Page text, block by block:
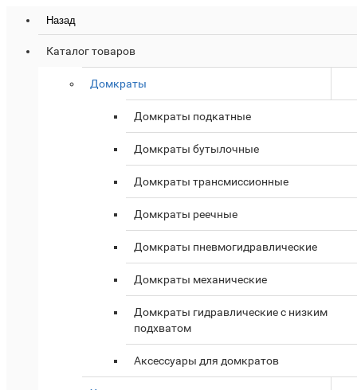
Назад
Каталог товаров
Домкраты
Домкраты подкатные
Домкраты бутылочные
Домкраты трансмиссионные
Домкраты реечные
Домкраты пневмогидравлические
Домкраты механические
Домкраты гидравлические с низким
подхватом
Аксессуары для домкратов